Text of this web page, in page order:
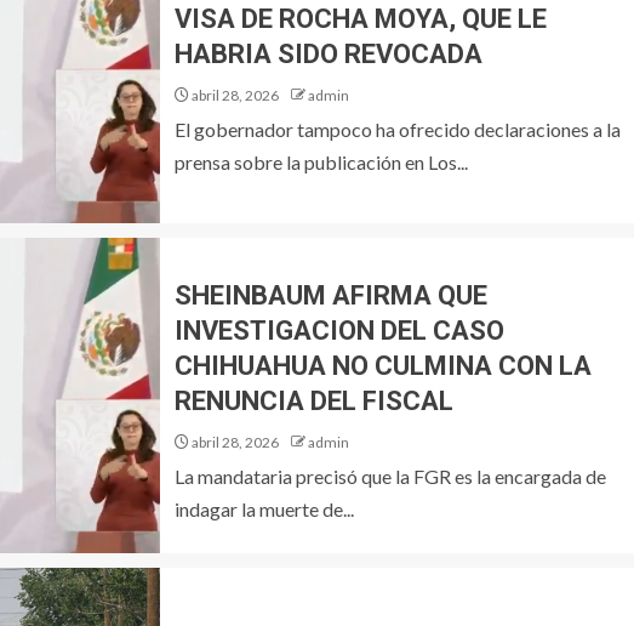
VISA DE ROCHA MOYA, QUE LE
HABRIA SIDO REVOCADA
abril 28, 2026 admin
El gobernador tampoco ha ofrecido declaraciones a la
prensa sobre la publicación en Los...
SHEINBAUM AFIRMA QUE
INVESTIGACION DEL CASO
CHIHUAHUA NO CULMINA CON LA
RENUNCIA DEL FISCAL
abril 28, 2026 admin
La mandataria precisó que la FGR es la encargada de
indagar la muerte de...